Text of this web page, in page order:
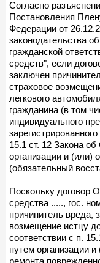
Согласно
Постановления
Федерации от
законодательства
гражданской
средств", если
заключен
страховое
легкового
гражданина (в том
индивидуального
15.1 ст. 12 Закона
организации и (или)
(обязательный
Поскольку договор
средства ....., гос.
причинитель вреда,
возмещение истцу
соответствии с п.
путем организации
ремонта